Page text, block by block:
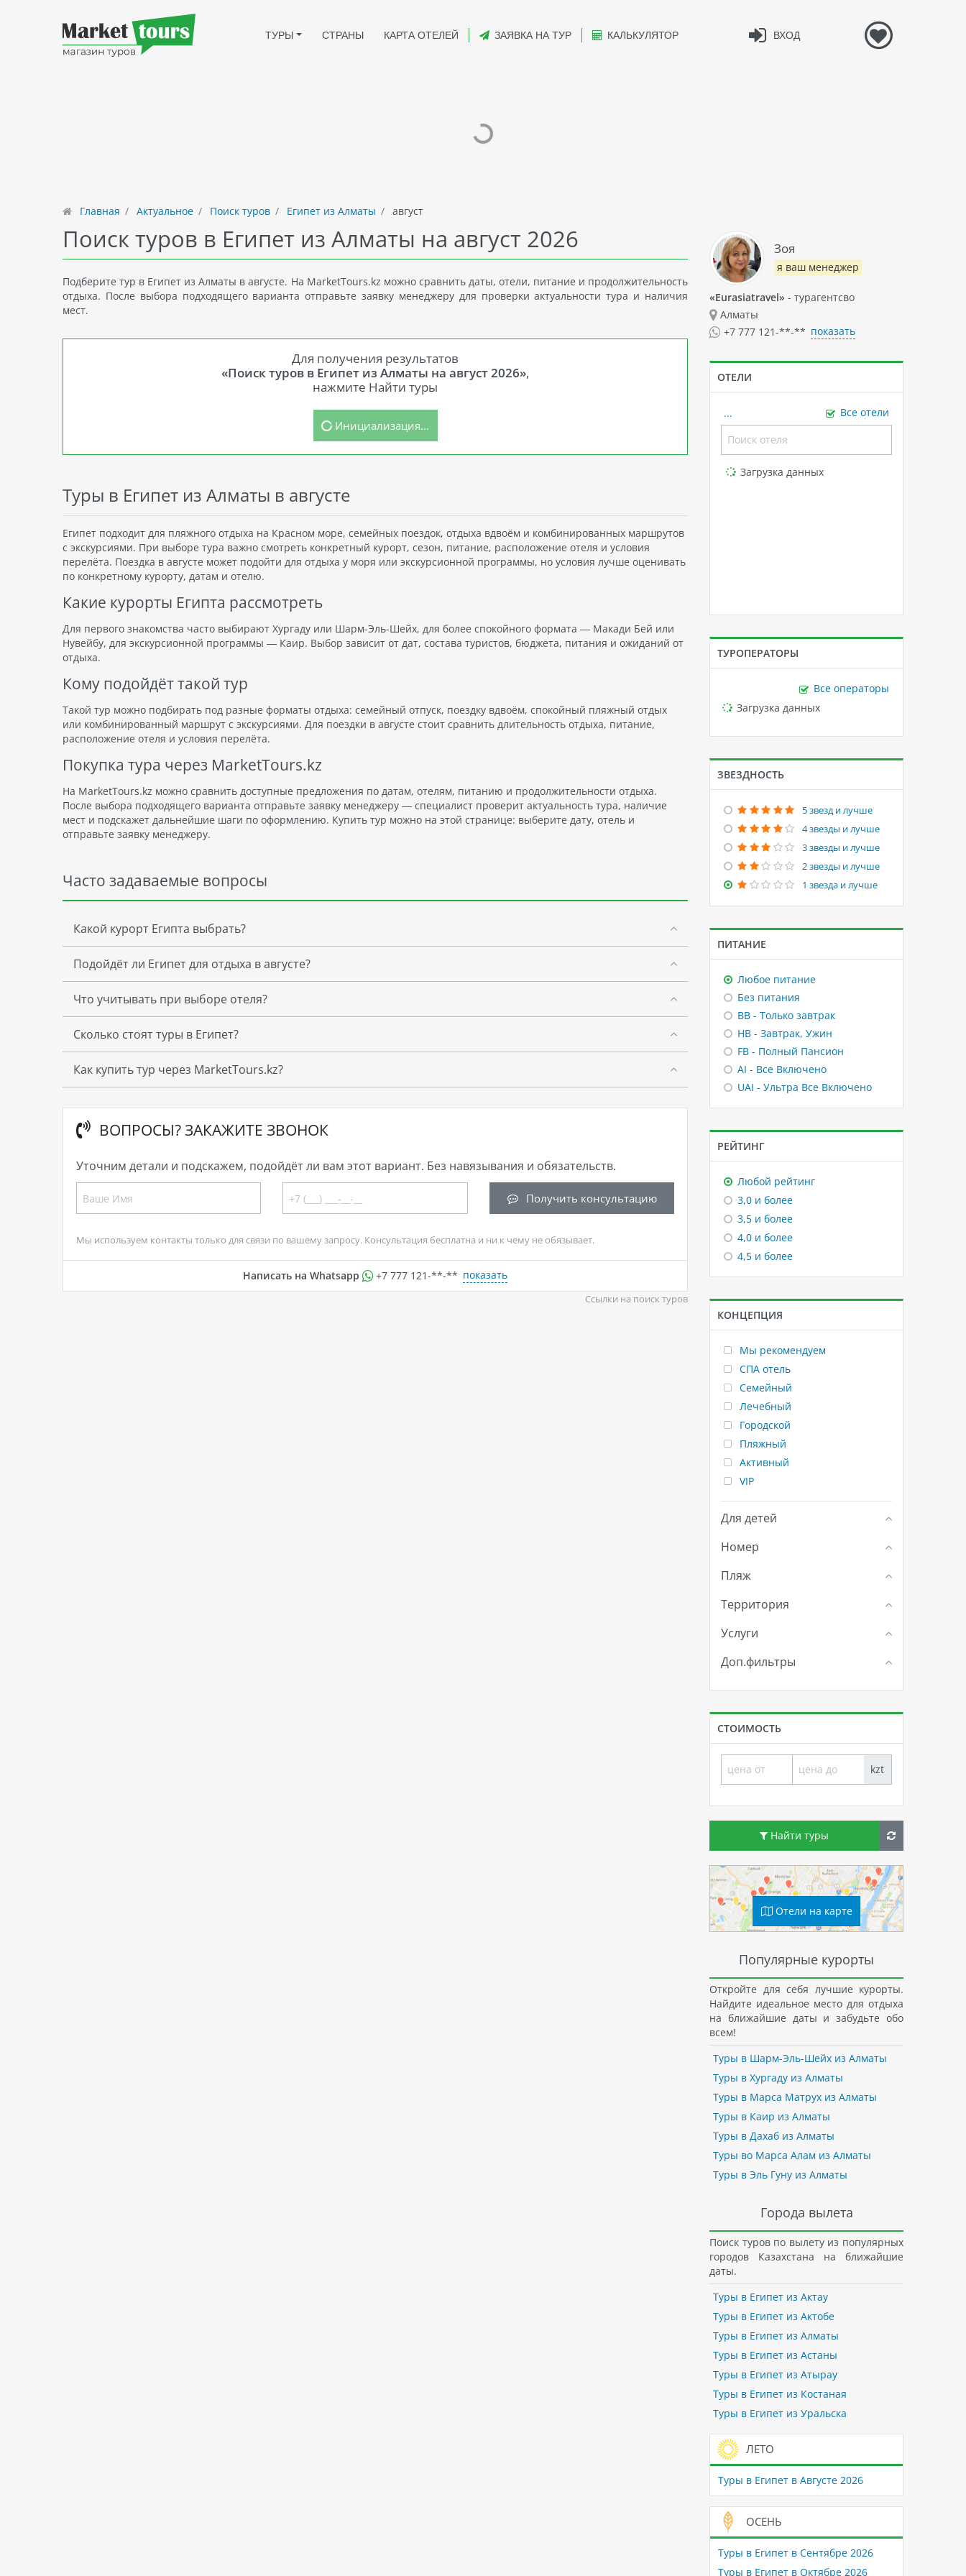
ВХОД
ТУРЫ СТРАНЫ КАРТА ОТЕЛЕЙ ЗАЯВКА НА ТУР КАЛЬКУЛЯТОР
Главная Актуальное Поиск туров Египет из Алматы август
Поиск туров в Египет из Алматы на август 2026
Подберите тур в Египет из Алматы в августе. На MarketTours.kz можно сравнить даты, отели, питание и продолжительность
отдыха. После выбора подходящего варианта отправьте заявку менеджеру для проверки актуальности тура и наличия
мест.
Для получения результатов
«Поиск туров в Египет из Алматы на август 2026»,
нажмите Найти туры
Инициализация...
Туры в Египет из Алматы в августе
Египет подходит для пляжного отдыха на Красном море, семейных поездок, отдыха вдвоём и комбинированных маршрутов
с экскурсиями. При выборе тура важно смотреть конкретный курорт, сезон, питание, расположение отеля и условия
перелёта. Поездка в августе может подойти для отдыха у моря или экскурсионной программы, но условия лучше оценивать
по конкретному курорту, датам и отелю.
Какие курорты Египта рассмотреть
Для первого знакомства часто выбирают Хургаду или Шарм-Эль-Шейх, для более спокойного формата — Макади Бей или
Нувейбу, для экскурсионной программы — Каир. Выбор зависит от дат, состава туристов, бюджета, питания и ожиданий от
отдыха.
Кому подойдёт такой тур
Такой тур можно подбирать под разные форматы отдыха: семейный отпуск, поездку вдвоём, спокойный пляжный отдых
или комбинированный маршрут с экскурсиями. Для поездки в августе стоит сравнить длительность отдыха, питание,
расположение отеля и условия перелёта.
Покупка тура через MarketTours.kz
На MarketTours.kz можно сравнить доступные предложения по датам, отелям, питанию и продолжительности отдыха.
После выбора подходящего варианта отправьте заявку менеджеру — специалист проверит актуальность тура, наличие
мест и подскажет дальнейшие шаги по оформлению. Купить тур можно на этой странице: выберите дату, отель и
отправьте заявку менеджеру.
Часто задаваемые вопросы
Какой курорт Египта выбрать?
Подойдёт ли Египет для отдыха в августе?
Что учитывать при выборе отеля?
Сколько стоят туры в Египет?
Как купить тур через MarketTours.kz?
ВОПРОСЫ? ЗАКАЖИТЕ ЗВОНОК
Уточним детали и подскажем, подойдёт ли вам этот вариант. Без навязывания и обязательств.
Получить консультацию
Мы используем контакты только для связи по вашему запросу. Консультация бесплатна и ни к чему не обязывает.
Написать на Whatsapp +7 777 121-**-** показать
Ссылки на поиск туров
Зоя
я ваш менеджер
«Eurasiatravel» - турагентсво
Алматы
+7 777 121-**-** показать
ОТЕЛИ
... Все отели
Loading...
Загрузка данных
ТУРОПЕРАТОРЫ
Все операторы
Loading...
Загрузка данных
ЗВЕЗДНОСТЬ
5 звезд и лучше
4 звезды и лучше
3 звезды и лучше
2 звезды и лучше
1 звезда и лучше
ПИТАНИЕ
Любое питание
Без питания
BB - Только завтрак
HB - Завтрак, Ужин
FB - Полный Пансион
AI - Все Включено
UAI - Ультра Все Включено
РЕЙТИНГ
Любой рейтинг
3,0 и более
3,5 и более
4,0 и более
4,5 и более
КОНЦЕПЦИЯ
Мы рекомендуем
СПА отель
Семейный
Лечебный
Городской
Пляжный
Активный
VIP
Для детей
Номер
Пляж
Территория
Услуги
Доп.фильтры
СТОИМОСТЬ
kzt
Найти туры
Отели на карте
Популярные курорты
Откройте для себя лучшие курорты.
Найдите идеальное место для отдыха
на ближайшие даты и забудьте обо
всем!
Туры в Шарм-Эль-Шейх из Алматы
Туры в Хургаду из Алматы
Туры в Марса Матрух из Алматы
Туры в Каир из Алматы
Туры в Дахаб из Алматы
Туры во Марса Алам из Алматы
Туры в Эль Гуну из Алматы
Города вылета
Поиск туров по вылету из популярных
городов Казахстана на ближайшие
даты.
Туры в Египет из Актау
Туры в Египет из Актобе
Туры в Египет из Алматы
Туры в Египет из Астаны
Туры в Египет из Атырау
Туры в Египет из Костаная
Туры в Египет из Уральска
ЛЕТО
Туры в Египет в Августе 2026
ОСЕНЬ
Туры в Египет в Сентябре 2026
Туры в Египет в Октябре 2026